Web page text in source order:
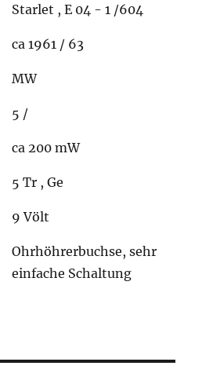
Starlet , E 04 - 1 /604
ca 1961 / 63
MW
5 /
ca 200 mW
5 Tr , Ge
9 Völt
Ohrhöhrerbuchse, sehr
einfache Schaltung